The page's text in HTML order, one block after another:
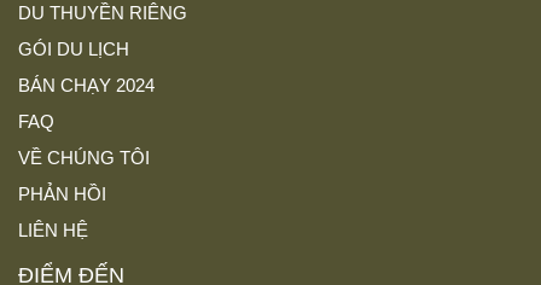
DU THUYỀN RIÊNG
GÓI DU LỊCH
BÁN CHẠY 2024
FAQ
VỀ CHÚNG TÔI
PHẢN HỒI
LIÊN HỆ
ĐIỂM ĐẾN